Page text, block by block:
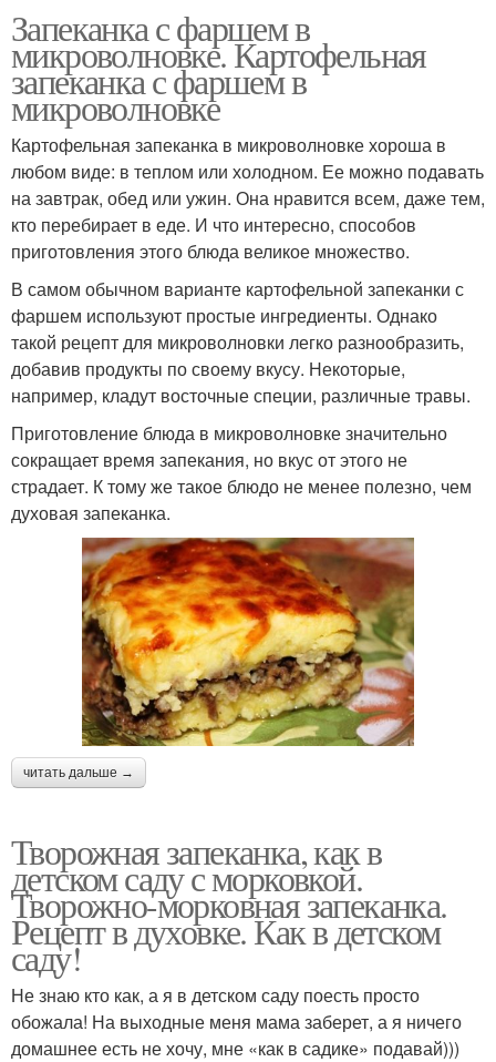
Запеканка с фаршем в
микроволновке. Картофельная
запеканка с фаршем в
микроволновке
Картофельная запеканка в микроволновке хороша в
любом виде: в теплом или холодном. Ее можно подавать
на завтрак, обед или ужин. Она нравится всем, даже тем,
кто перебирает в еде. И что интересно, способов
приготовления этого блюда великое множество.
В самом обычном варианте картофельной запеканки с
фаршем используют простые ингредиенты. Однако
такой рецепт для микроволновки легко разнообразить,
добавив продукты по своему вкусу. Некоторые,
например, кладут восточные специи, различные травы.
Приготовление блюда в микроволновке значительно
сокращает время запекания, но вкус от этого не
страдает. К тому же такое блюдо не менее полезно, чем
духовая запеканка.
читать дальше →
Творожная запеканка, как в
детском саду с морковкой.
Творожно-морковная запеканка.
Рецепт в духовке. Как в детском
саду!
Не знаю кто как, а я в детском саду поесть просто
обожала! На выходные меня мама заберет, а я ничего
домашнее есть не хочу, мне «как в садике» подавай)))